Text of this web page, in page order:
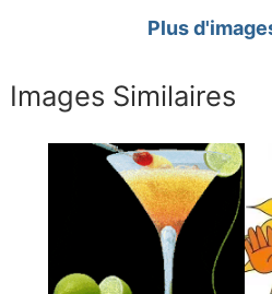
Plus
Images Similaires